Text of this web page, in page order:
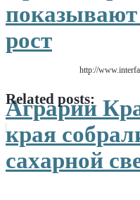
рост
Аграрии
края
сахарной
.
http://
Related posts: